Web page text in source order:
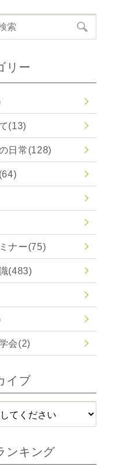
リー
(13)
日常 (128)
(64)
ナー(75)
(483)
会(2)
イブ
ンキング